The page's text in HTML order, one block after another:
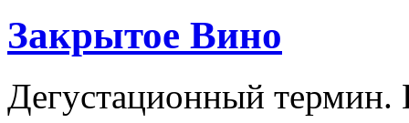
Закрытое Вино
Дегустационный термин.